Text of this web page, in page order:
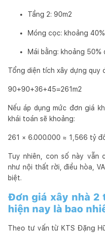
Tầng 2: 90m2
Móng cọc: khoảng
Mái bằng: khoảng 50%
Tổng diện tích xây dựng quy
90+90+36+45=261m2
Nếu áp dụng mức đơn giá
khái toán sẽ khoảng:
261 × 6.000.000 ≈ 1,566 tỷ
Tuy nhiên, con số này vẫn
như nội thất rời, điều hòa,
biệt.
Đơn giá xây nhà 2
hiện nay là bao
Theo tư vấn từ KTS Đặng